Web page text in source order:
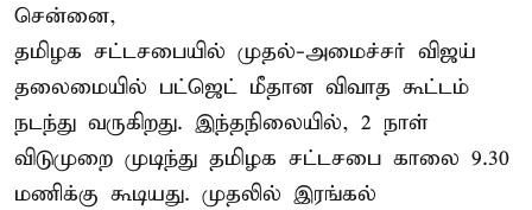
சென்னை,
தமிழக சட்டசபையில் முதல்-அமைச்சர் விஜய்
தலைமையில் பட்ஜெட் மீதான விவாத கூட்டம்
நடந்து வருகிறது. இந்தநிலையில், 2 நாள்
விடுமுறை முடிந்து தமிழக சட்டசபை காலை 9.30
மணிக்கு கூடியது. முதலில் இரங்கல்